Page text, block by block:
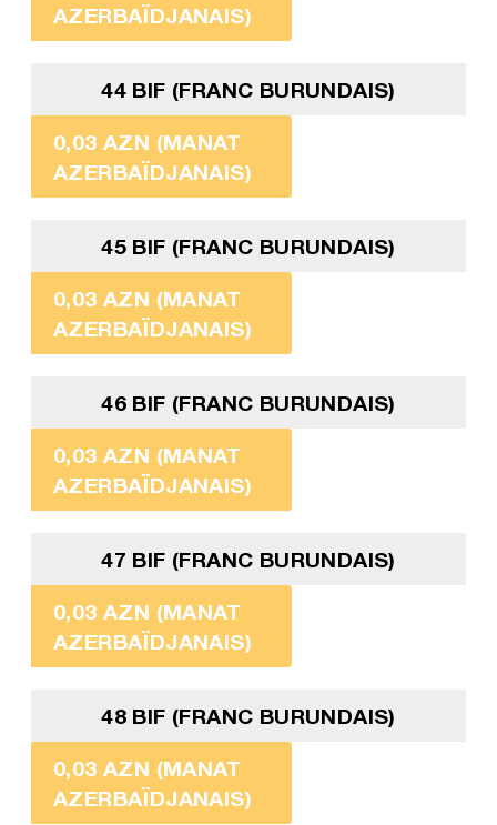
AZERBAÏDJANAIS)
44 BIF (FRANC BURUNDAIS)
0,03 AZN (MANAT
AZERBAÏDJANAIS)
45 BIF (FRANC BURUNDAIS)
0,03 AZN (MANAT
AZERBAÏDJANAIS)
46 BIF (FRANC BURUNDAIS)
0,03 AZN (MANAT
AZERBAÏDJANAIS)
47 BIF (FRANC BURUNDAIS)
0,03 AZN (MANAT
AZERBAÏDJANAIS)
48 BIF (FRANC BURUNDAIS)
0,03 AZN (MANAT
AZERBAÏDJANAIS)